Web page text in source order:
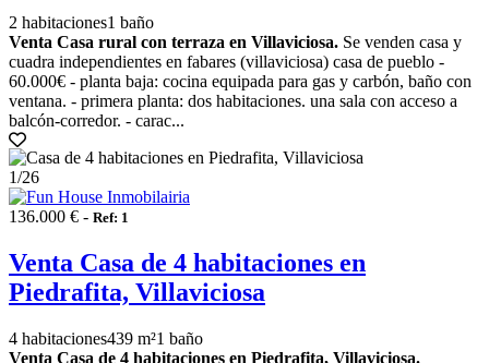
2 habitaciones1 baño
Venta Casa rural con terraza en Villaviciosa. Se venden casa y
cuadra independientes en fabares (villaviciosa) casa de pueblo -
60.000€ - planta baja: cocina equipada para gas y carbón, baño con
ventana. - primera planta: dos habitaciones. una sala con acceso a
balcón-corredor. - carac...
1/26
136.000 € - Ref: 1
Venta Casa de 4 habitaciones en
Piedrafita, Villaviciosa
4 habitaciones439 m²1 baño
Venta Casa de 4 habitaciones en Piedrafita, Villaviciosa.